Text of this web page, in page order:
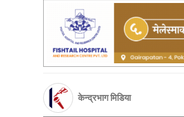
केन्द्रभाग मिडिया